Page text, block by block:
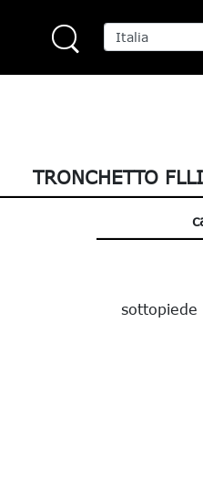
TRONCHETTO